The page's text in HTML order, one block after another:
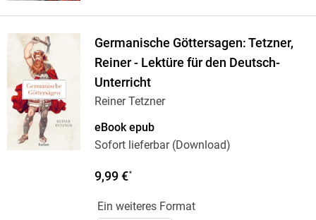
Germanische Göttersagen: Tetzner,
Reiner - Lektüre für den Deutsch-
Unterricht
Reiner Tetzner
eBook epub
Sofort lieferbar (Download)
9,99 €*
Ein weiteres Format